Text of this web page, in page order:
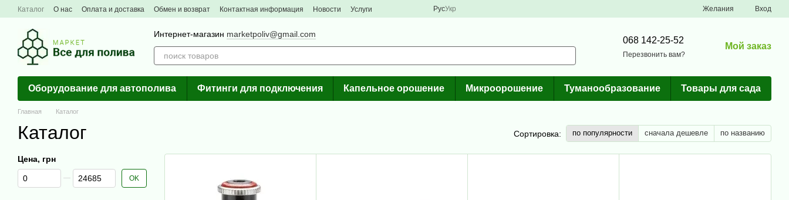
Перейти к основному контенту
Каталог О нас Оплата и доставка Обмен и возврат Контактная информация Новости Услуги РусУкр Желания Вход
Интернет-магазин marketpoliv@gmail.com
068 142-25-52
Перезвонить вам?
Мой заказ
Оборудование для автополива Фитинги для подключения Капельное орошение Микроорошение Туманообразование Товары для сада
Главная Каталог
Каталог Сортировка: по популярности сначала дешевле по названию
Цена, грн
От Цена, грн
До Цена, грн OK